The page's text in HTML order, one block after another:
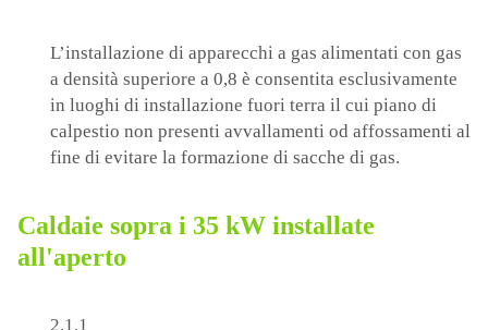
L’installazione di apparecchi a gas alimentati con gas
a densità superiore a 0,8 è consentita esclusivamente
in luoghi di installazione fuori terra il cui piano di
calpestio non presenti avvallamenti od affossamenti al
fine di evitare la formazione di sacche di gas.
Caldaie sopra i 35 kW installate
all'aperto
2.1.1